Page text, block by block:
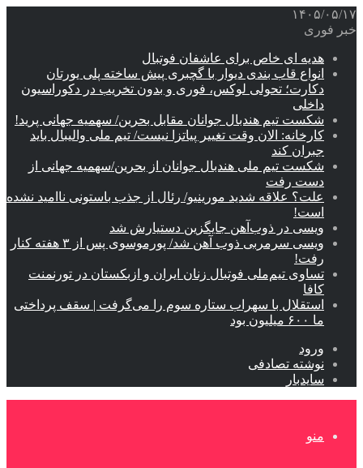
۱۴۰۵/۰۵/۱۷
خبر فوری
هدیه ای خاص برای عاشفان فوتبال
انواع قاب بندی دیوار با گچبری پیش ساخته پلی یورتان
دکارت؛ تحولی لوکس، فوری و بدون تخریب در دکوراسیون
داخلی
شکست تیم هندبال جوانان مقابل بحرین/ سهمیه جهانی پرید!
کارخانه: الان وقت تغییر پیاتزا نیست/ تیم ملی والیبال باید
جبران کند
شکست تیم ملی هندبال جوانان از بحرین/سهمیه جهانی از
دست رفت
علت؟ علاقه شدید مورینیو/ رئال از جذب باستونی ناامید نشده
است!
ویسی در ذوب‌آهن جایگزین دستیارش شد
ویسی سرمربی ذوب آهن شد/ پورموسوی پس از ۳ هفته کنار
رفت!
تساوی تیم‌ملی فوتبال زنان ایران و ازبکستان در تورنمنت
کافا
استقلال با سهراب ستاره سوم را می‌گرفت | سقف پرداختی
ما ۶۰۰ میلیون بود
ورود
نوشته تصادفی
سایدبار
منو